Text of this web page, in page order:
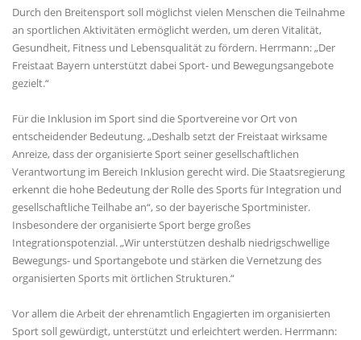
Durch den Breitensport soll möglichst vielen Menschen die Teilnahme
an sportlichen Aktivitäten ermöglicht werden, um deren Vitalität,
Gesundheit, Fitness und Lebensqualität zu fördern. Herrmann: „Der
Freistaat Bayern unterstützt dabei Sport- und Bewegungsangebote
gezielt.“
Für die Inklusion im Sport sind die Sportvereine vor Ort von
entscheidender Bedeutung. „Deshalb setzt der Freistaat wirksame
Anreize, dass der organisierte Sport seiner gesellschaftlichen
Verantwortung im Bereich Inklusion gerecht wird. Die Staatsregierung
erkennt die hohe Bedeutung der Rolle des Sports für Integration und
gesellschaftliche Teilhabe an“, so der bayerische Sportminister.
Insbesondere der organisierte Sport berge großes
Integrationspotenzial. „Wir unterstützen deshalb niedrigschwellige
Bewegungs- und Sportangebote und stärken die Vernetzung des
organisierten Sports mit örtlichen Strukturen.“
Vor allem die Arbeit der ehrenamtlich Engagierten im organisierten
Sport soll gewürdigt, unterstützt und erleichtert werden. Herrmann: